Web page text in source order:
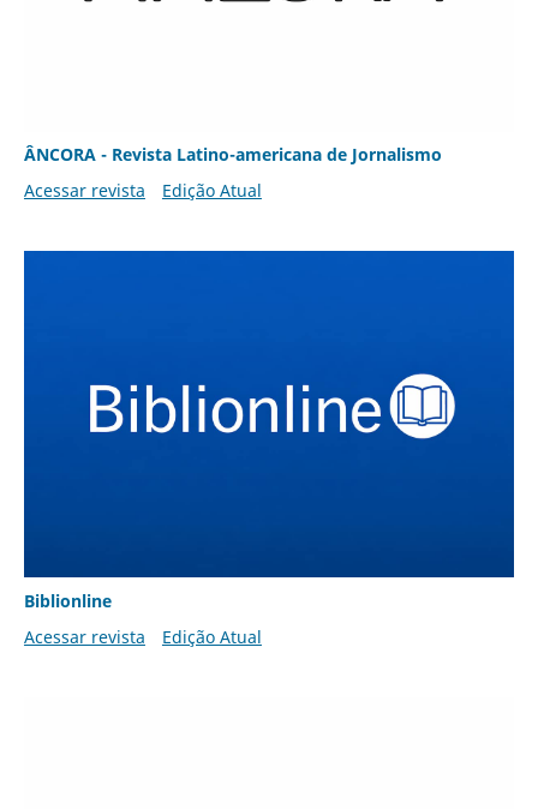
ÂNCORA - Revista Latino-americana de Jornalismo
Acessar revista
Edição Atual
Biblionline
Acessar revista
Edição Atual